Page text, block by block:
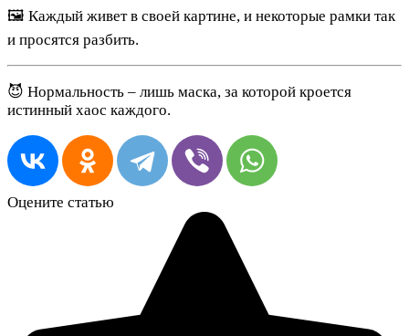
🖼 Каждый живет в своей картине, и некоторые рамки так
и просятся разбить.
😈 Нормальность – лишь маска, за которой кроется
истинный хаос каждого.
Оцените статью